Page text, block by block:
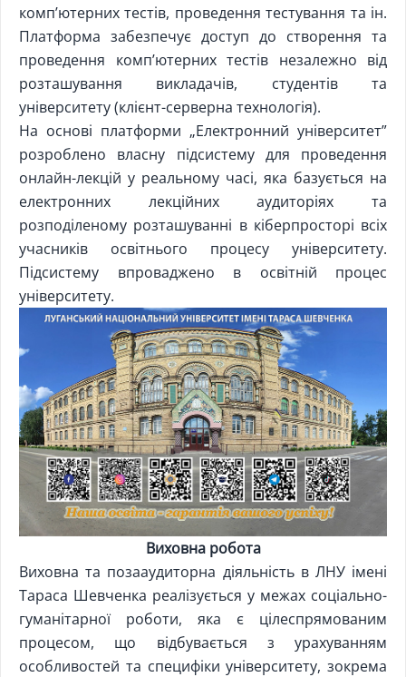
комп’ютерних тестів, проведення тестування та ін.
Платформа забезпечує доступ до створення та
проведення комп’ютерних тестів незалежно від
розташування викладачів, студентів та
університету (клієнт-серверна технологія).
На основі платформи „Електронний університет”
розроблено власну підсистему для проведення
онлайн-лекцій у реальному часі, яка базується на
електронних лекційних аудиторіях та
розподіленому розташуванні в кіберпросторі всіх
учасників освітнього процесу університету.
Підсистему впроваджено в освітній процес
університету.
Виховна робота
Виховна та позааудиторна діяльність в ЛНУ імені
Тараса Шевченка реалізується у межах соціально-
гуманітарної роботи, яка є цілеспрямованим
процесом, що відбувається з урахуванням
особливостей та специфіки університету, зокрема